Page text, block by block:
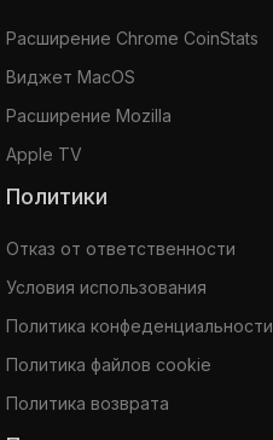
Расширение Chrome CoinStats
Виджет MacOS
Расширение Mozilla
Apple TV
Политики
Отказ от ответственности
Условия использования
Политика конфеденциальности
Политика файлов cookie
Политика возврата